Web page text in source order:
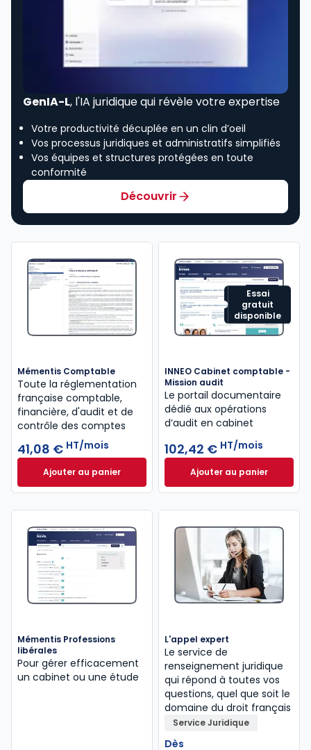
GenIA-L, l'IA juridique qui révèle votre expertise
Votre productivité décuplée en un clin d’oeil
Vos processus juridiques et administratifs simplifiés
Vos équipes et structures protégées en toute
conformité
Découvrir
Mémentis Comptable
Toute la réglementation
française comptable,
financière, d'audit et de
contrôle des comptes
41,08 € HT/mois
Ajouter au panierMémentis Comptable à 41,08 € HT/mois
Essai
gratuit
disponible
INNEO Cabinet comptable -
Mission audit
Le portail documentaire
dédié aux opérations
d’audit en cabinet
102,42 € HT/mois
Ajouter au panier
INNEO Cabinet
Mémentis Professions
libérales
Pour gérer efficacement
un cabinet ou une étude
L'appel expert
Le service de
renseignement juridique
qui répond à toutes vos
questions, quel que soit le
domaine du droit français
Service Juridique
Dès